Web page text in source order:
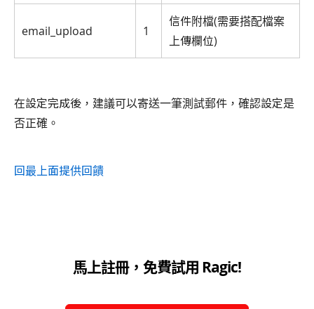
email_upload 1
信件附檔(需要搭配檔案
上傳欄位)
在設定完成後，建議可以寄送一筆測試郵件，確認設定是
否正確。
回最上面提供回饋
馬上註冊，免費試用 Ragic!